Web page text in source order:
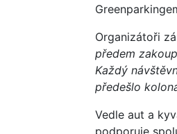
Organizátoři
předem
Každý
předešlo
Vedle aut a
podporuje